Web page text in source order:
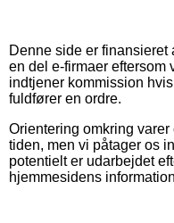
Denne side er finansieret
en del e-firmaer eftersom
indtjener kommission
fuldfører en ordre.
Orientering omkring
tiden, men vi påtager os
potentielt er udarbejdet
hjemmesidens